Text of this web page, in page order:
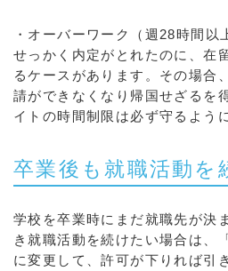
・オーバーワーク（週28時間以
せっかく内定がとれたのに、在
るケースがあります。その場合
請ができなくなり帰国せざるを
イトの時間制限は必ず守るよう
卒業後も就職活動を
学校を卒業時にまだ就職先が決
き就職活動を続けたい場合は、
に変更して、許可が下りれば引